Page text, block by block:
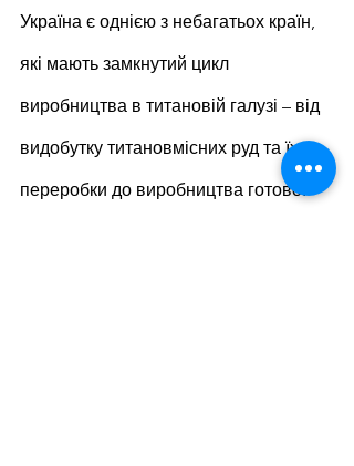
Україна є однією з небагатьох країн,
які мають замкнутий цикл
виробництва в титановій галузі – від
видобутку титановмісних руд та їх
переробки до виробництва готової